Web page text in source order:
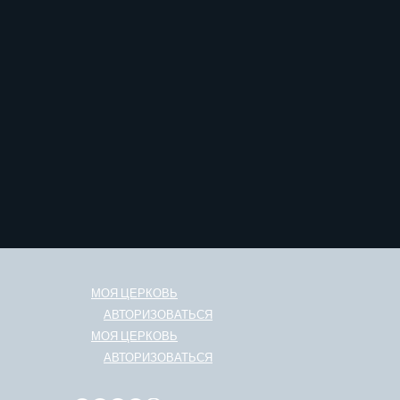
МОЯ ЦЕРКОВЬ
АВТОРИЗОВАТЬСЯ
МОЯ ЦЕРКОВЬ
АВТОРИЗОВАТЬСЯ